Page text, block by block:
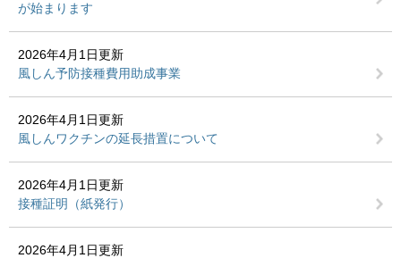
が始まります
2026年4月1日更新
風しん予防接種費用助成事業
2026年4月1日更新
風しんワクチンの延長措置について
2026年4月1日更新
接種証明（紙発行）
2026年4月1日更新